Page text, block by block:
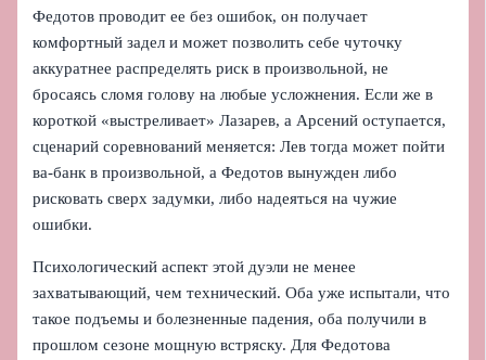
Федотов проводит ее без ошибок, он получает
комфортный задел и может позволить себе чуточку
аккуратнее распределять риск в произвольной, не
бросаясь сломя голову на любые усложнения. Если же в
короткой «выстреливает» Лазарев, а Арсений оступается,
сценарий соревнований меняется: Лев тогда может пойти
ва-банк в произвольной, а Федотов вынужден либо
рисковать сверх задумки, либо надеяться на чужие
ошибки.
Психологический аспект этой дуэли не менее
захватывающий, чем технический. Оба уже испытали, что
такое подъемы и болезненные падения, оба получили в
прошлом сезоне мощную встряску. Для Федотова